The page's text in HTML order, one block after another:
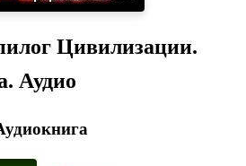
Цивилизации.
Аудио